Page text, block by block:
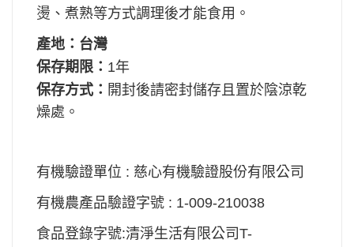
燙、煮熟等方式調理後才能食用。
產地：台灣
保存期限： 1年
保存方式： 開封後請密封儲存且置於陰涼乾
燥處。
有機驗證單位 : 慈心有機驗證股份有限公司
有機農產品驗證字號 : 1-009-210038
食品登錄字號:清淨生活有限公司T-